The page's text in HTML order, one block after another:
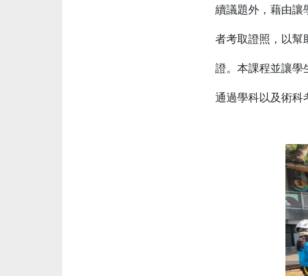
續議題外，藉由讓
者考取證照，以幫
證。本課程並讓學
通過學科以及術科